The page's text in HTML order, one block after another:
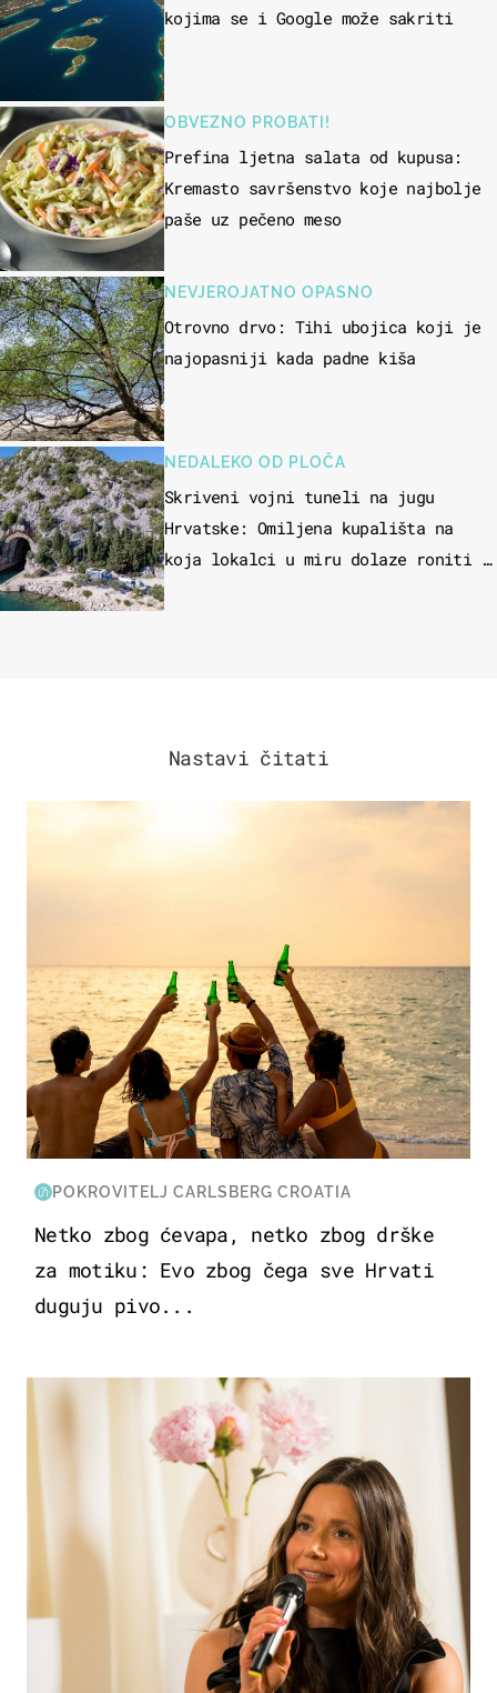
kojima se i Google može sakriti
OBVEZNO PROBATI!
Prefina ljetna salata od kupusa:
Kremasto savršenstvo koje najbolje
paše uz pečeno meso
NEVJEROJATNO OPASNO
Otrovno drvo: Tihi ubojica koji je
najopasniji kada padne kiša
NEDALEKO OD PLOČA
Skriveni vojni tuneli na jugu
Hrvatske: Omiljena kupališta na
koja lokalci u miru dolaze roniti i
Nastavi čitati
POKROVITELJ CARLSBERG CROATIA
Netko zbog ćevapa, netko zbog drške
za motiku: Evo zbog čega sve Hrvati
duguju pivo...
MODA & LJEPOTA